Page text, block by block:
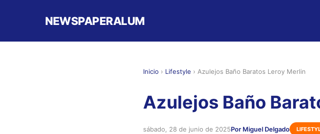
NEWSPAPERALUM
Inicio › Lifestyle › Azulejos Baño Baratos Leroy Merlin
Azulejos Baño
sábado, 28 de junio de 2025Por Miguel Delgado